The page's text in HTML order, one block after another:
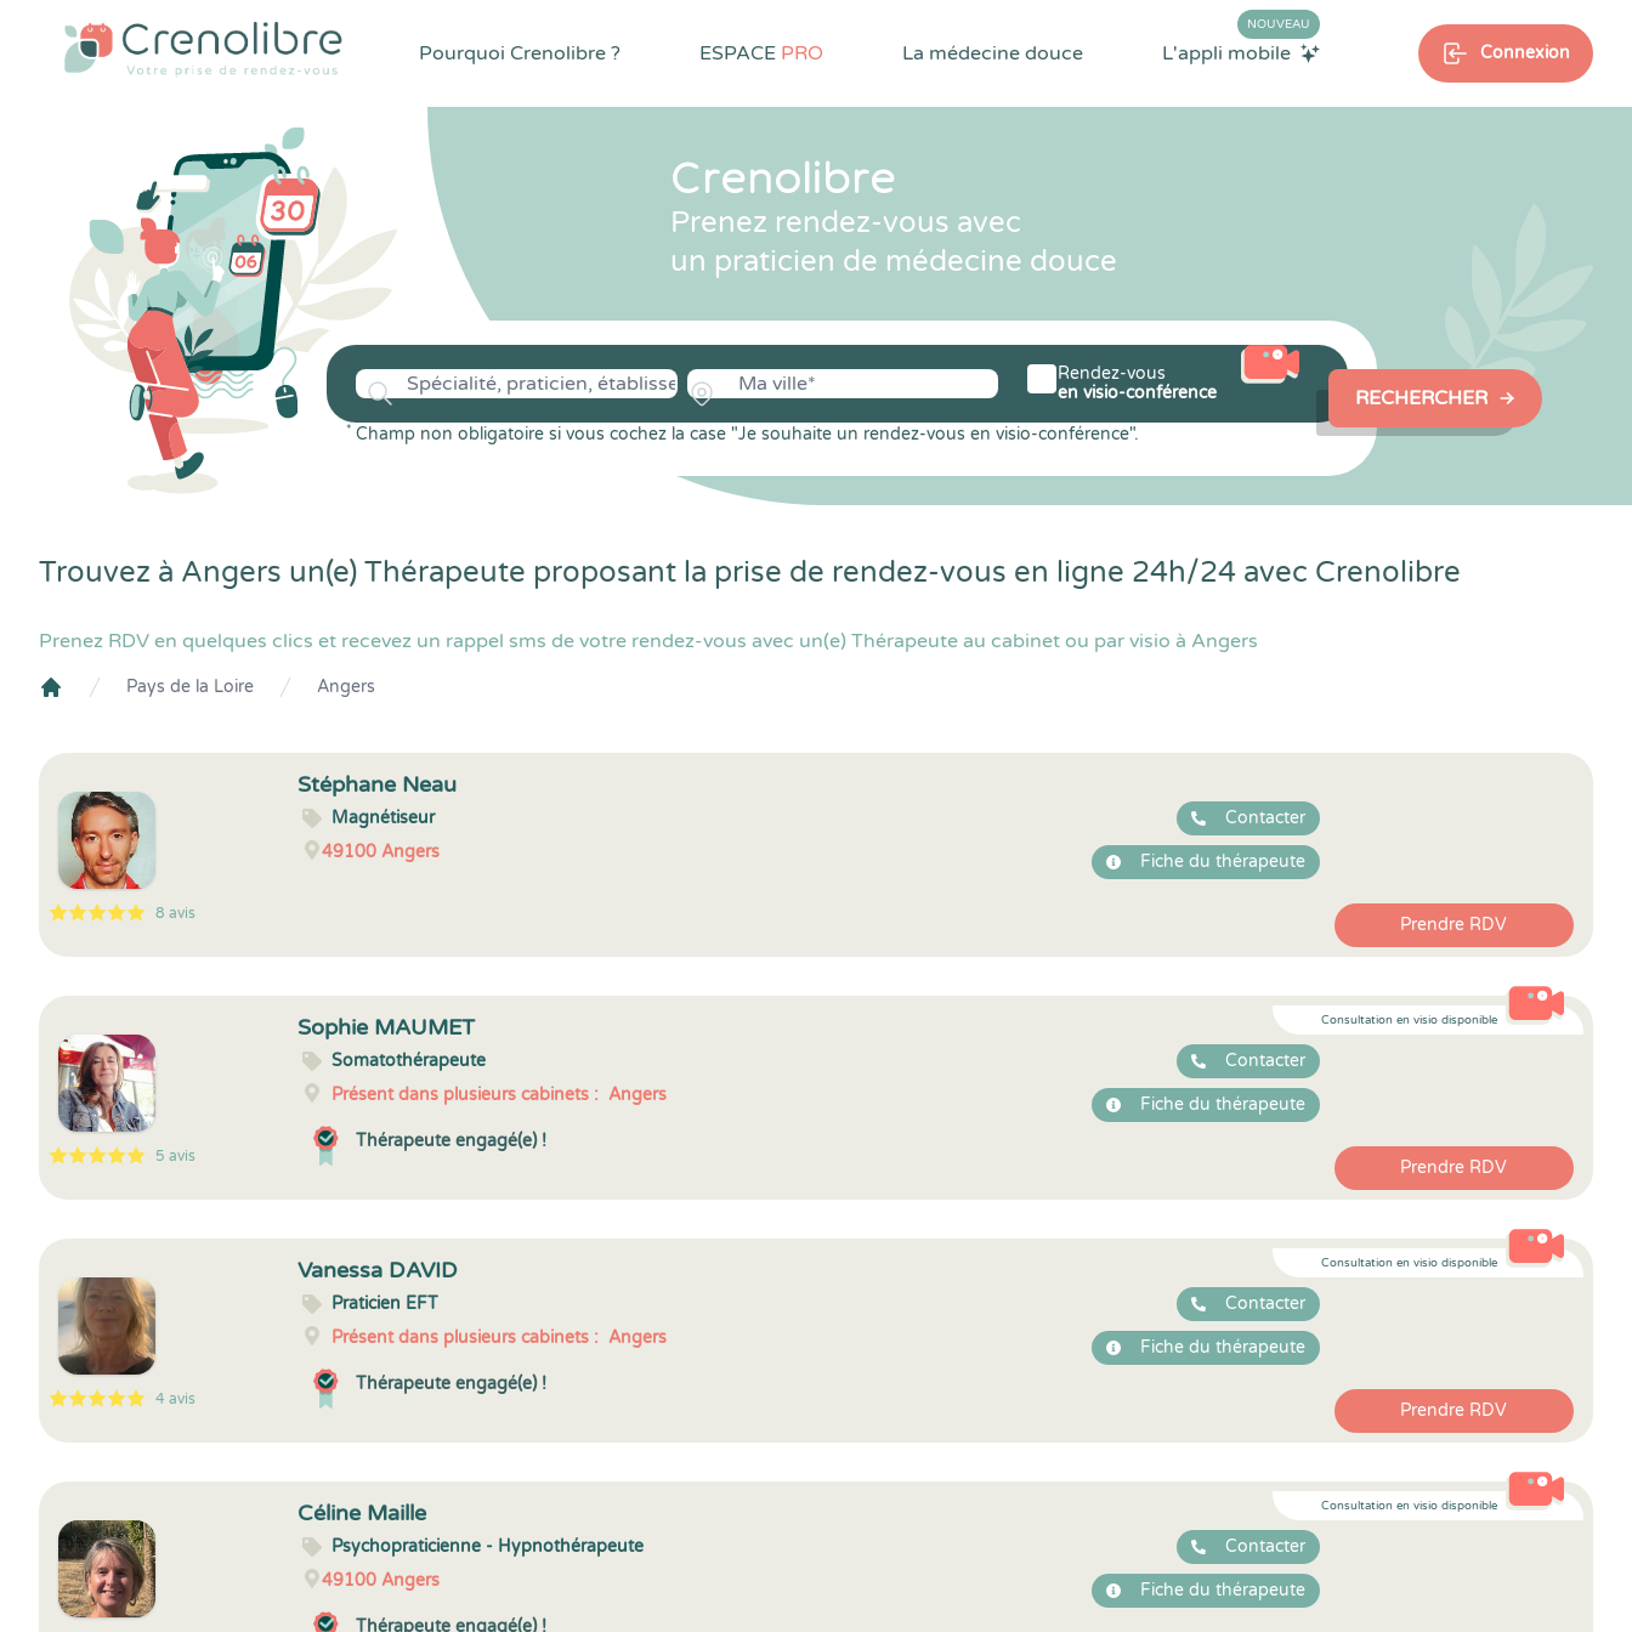
Pourquoi Crenolibre ? ESPACE PRO La médecine douce L'appli mobile
NOUVEAU
Connexion
Crenolibre
Prenez rendez-vous avec
un praticien de médecine douce
* Champ non obligatoire si vous cochez la case "Je souhaite un rendez-vous en visio-conférence".
Rendez-vous
en visio-conférence
RECHERCHER
Trouvez à Angers un(e) Thérapeute proposant la prise de rendez-vous en ligne 24h/24 avec Crenolibre
Prenez RDV en quelques clics et recevez un rappel sms de votre rendez-vous avec un(e) Thérapeute au cabinet ou par visio à Angers
Pays de la Loire Angers
5
1
5
8 8 avis
Stéphane Neau
Magnétiseur
49100 Angers
Contacter
Fiche du thérapeute
Prendre RDV
Consultation en visio disponible
5
1
5
5 5 avis
Sophie MAUMET
Somatothérapeute
Présent dans plusieurs cabinets : Angers
Thérapeute engagé(e) !
Contacter
Fiche du thérapeute
Prendre RDV
Consultation en visio disponible
5
1
5
4 4 avis
Vanessa DAVID
Praticien EFT
Présent dans plusieurs cabinets : Angers
Thérapeute engagé(e) !
Contacter
Fiche du thérapeute
Prendre RDV
Consultation en visio disponible
Céline Maille
Psychopraticienne - Hypnothérapeute
49100 Angers
Thérapeute engagé(e) !
Contacter
Fiche du thérapeute